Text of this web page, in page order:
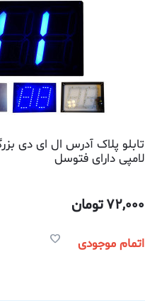
لامپی دارای فتوسل
72,000تومان
اتمام موجودی